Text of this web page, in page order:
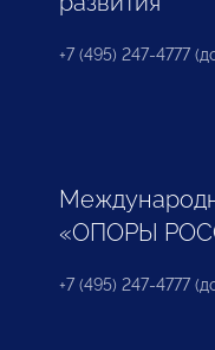
+7 (495) 247-4777
«ОПОРЫ
+7 (495) 247-4777